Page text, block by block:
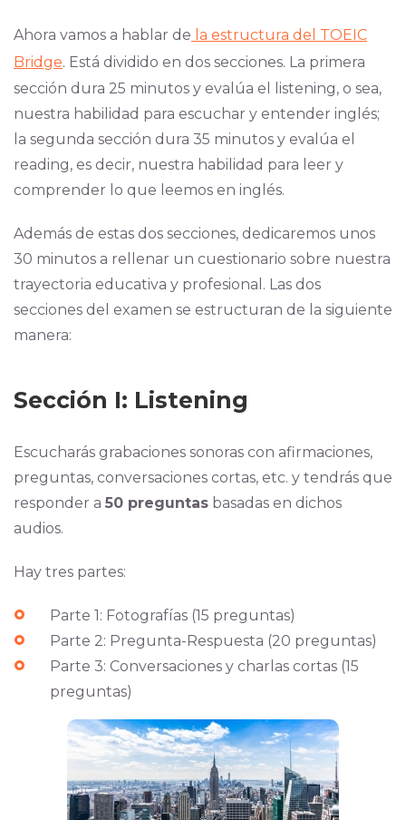
Ahora vamos a hablar de la estructura del TOEIC
Bridge. Está dividido en dos secciones. La primera
sección dura 25 minutos y evalúa el listening, o sea,
nuestra habilidad para escuchar y entender inglés;
la segunda sección dura 35 minutos y evalúa el
reading, es decir, nuestra habilidad para leer y
comprender lo que leemos en inglés.
Además de estas dos secciones, dedicaremos unos
30 minutos a rellenar un cuestionario sobre nuestra
trayectoria educativa y profesional. Las dos
secciones del examen se estructuran de la siguiente
manera:
Sección I: Listening
Escucharás grabaciones sonoras con afirmaciones,
preguntas, conversaciones cortas, etc. y tendrás que
responder a 50 preguntas basadas en dichos
audios.
Hay tres partes:
Parte 1: Fotografías (15 preguntas)
Parte 2: Pregunta-Respuesta (20 preguntas)
Parte 3: Conversaciones y charlas cortas (15
preguntas)